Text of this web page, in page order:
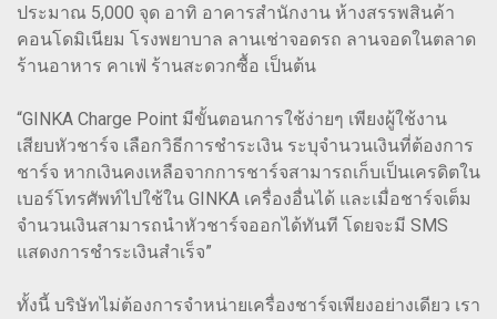
ประมาณ 5,000 จุด อาทิ อาคารสำนักงาน ห้างสรรพสินค้า
คอนโดมิเนียม โรงพยาบาล ลานเช่าจอดรถ ลานจอดในตลาด
ร้านอาหาร คาเฟ่ ร้านสะดวกซื้อ เป็นต้น
“GINKA Charge Point มีขั้นตอนการใช้ง่ายๆ เพียงผู้ใช้งาน
เสียบหัวชาร์จ เลือกวิธีการชำระเงิน ระบุจำนวนเงินที่ต้องการ
ชาร์จ หากเงินคงเหลือจากการชาร์จสามารถเก็บเป็นเครดิตใน
เบอร์โทรศัพท์ไปใช้ใน GINKA เครื่องอื่นได้ และเมื่อชาร์จเต็ม
จำนวนเงินสามารถนำหัวชาร์จออกได้ทันที โดยจะมี SMS
แสดงการชำระเงินสำเร็จ”
ทั้งนี้ บริษัทไม่ต้องการจำหน่ายเครื่องชาร์จเพียงอย่างเดียว เรา